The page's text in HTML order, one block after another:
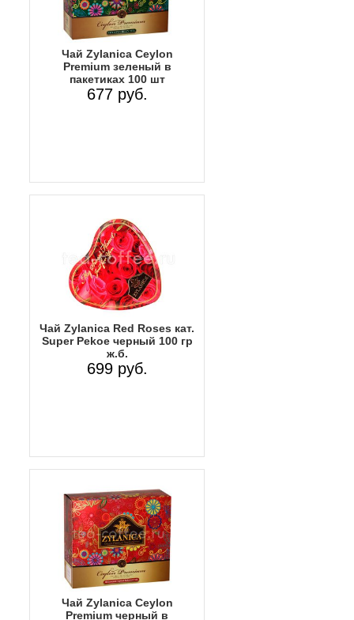
Чай Zylanica Сeylon
Premium зеленый в
пакетиках 100 шт
677 руб.
Чай Zylanica Red Roses кат.
Super Pekoe черный 100 гр
ж.б.
699 руб.
Чай Zylanica Сeylon
Premium черный в